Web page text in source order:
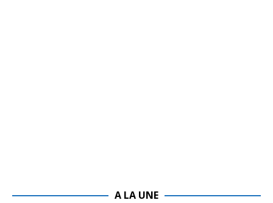
A LA UNE